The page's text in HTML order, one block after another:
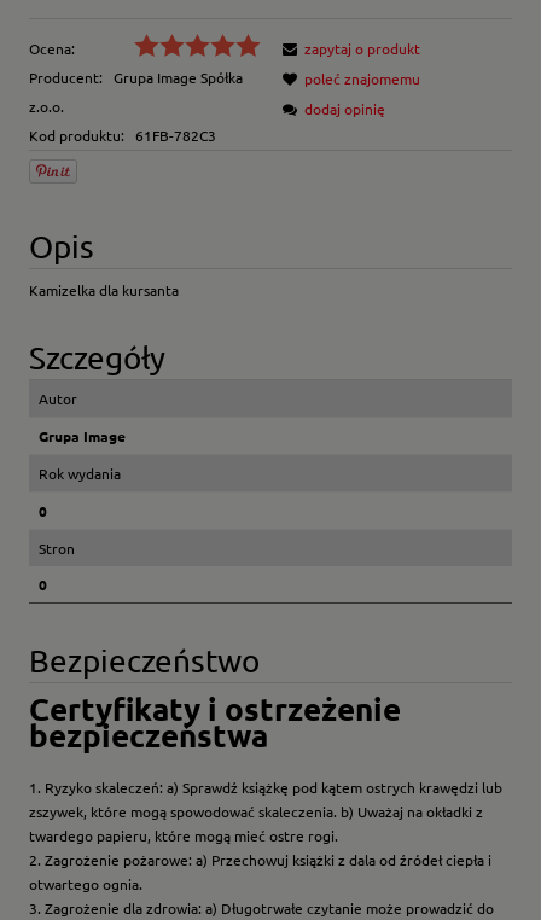
Ocena:
Producent:
Grupa Image Spółka
z.o.o.
Kod produktu:
61FB-782C3
zapytaj o produkt
poleć znajomemu
dodaj opinię
Opis
Kamizelka dla kursanta
Szczegóły
Autor
Grupa Image
Rok wydania
0
Stron
0
Bezpieczeństwo
Certyfikaty i ostrzeżenie
bezpieczeństwa
1. Ryzyko skaleczeń: a) Sprawdź książkę pod kątem ostrych krawędzi lub
zszywek, które mogą spowodować skaleczenia. b) Uważaj na okładki z
twardego papieru, które mogą mieć ostre rogi.
2. Zagrożenie pożarowe: a) Przechowuj książki z dala od źródeł ciepła i
otwartego ognia.
3. Zagrożenie dla zdrowia: a) Długotrwałe czytanie może prowadzić do